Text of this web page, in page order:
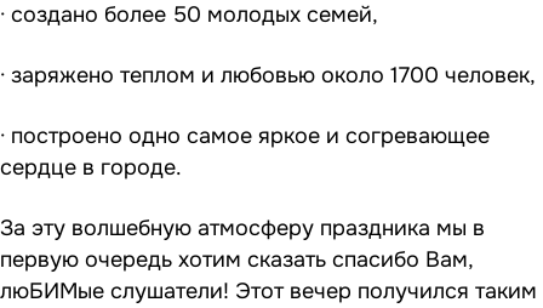
· создано более 50 молодых семей,
· заряжено теплом и любовью около 1700 человек,
· построено одно самое яркое и согревающее
сердце в городе.
За эту волшебную атмосферу праздника мы в
первую очередь хотим сказать спасибо Вам,
люБИМые слушатели! Этот вечер получился таким